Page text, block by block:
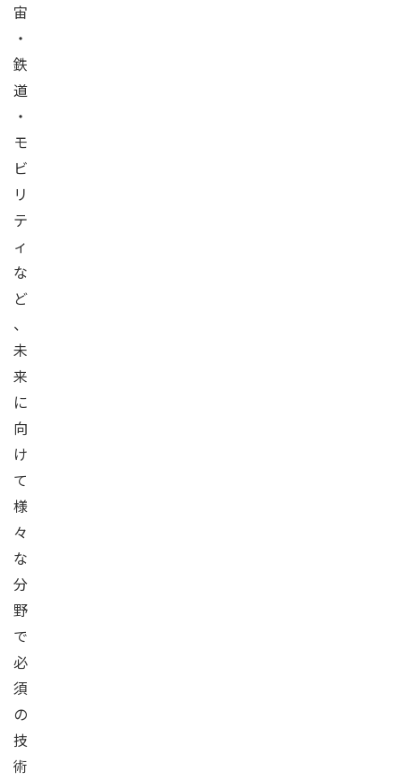
宙
・
鉄
道
・
モ
ビ
リ
テ
ィ
な
ど
、
未
来
に
向
け
て
様
々
な
分
野
で
必
須
の
技
術